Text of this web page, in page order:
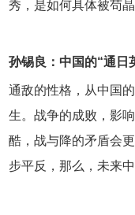
秀，是如何具体被苟晶
孙锡良：中国的“通日
通敌的性格，从中国
生。战争的成败，影
酷，战与降的矛盾会
步平反，那么，未来